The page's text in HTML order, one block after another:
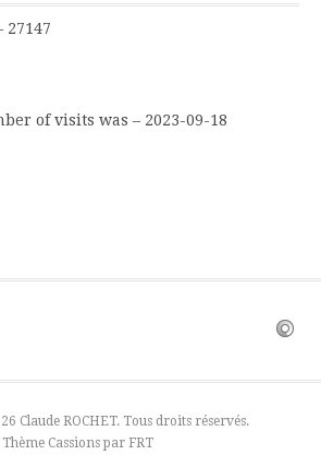
of visits was – 2023-09-18
Claude ROCHET. Tous droits réservés.
Thème Cassions par FRT